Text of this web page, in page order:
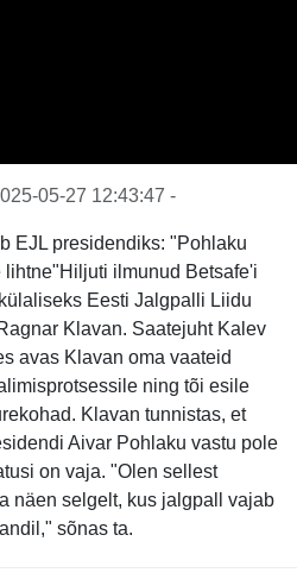
05-27 12:43:47 -
EJL presidendiks: "Pohlaku
ilmunud Betsafe'i
Eesti Jalgpalli Liidu
Klavan. Saatejuht Kalev
avas Klavan oma vaateid
ning tõi esile
Klavan tunnistas, et
Aivar Pohlaku vastu pole
on vaja. "Olen sellest
näen selgelt, kus jalgpall vajab
sõnas ta.